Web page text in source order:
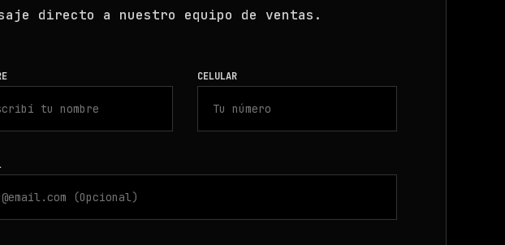
directo a nuestro equipo de ventas.
CELULAR